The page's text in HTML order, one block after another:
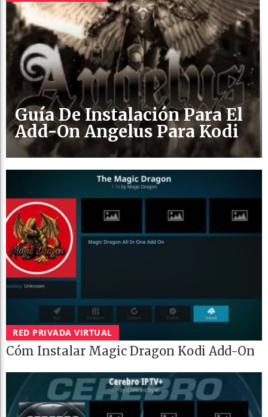
Guía De Instalación Para El
Add-On Angelus Para Kodi
RED PRIVADA VIRTUAL
Cóm Instalar Magic Dragon Kodi Add-On